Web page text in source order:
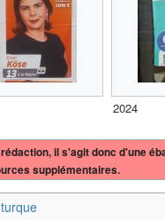
2024
il s'agit donc d'une
supplémentaires.